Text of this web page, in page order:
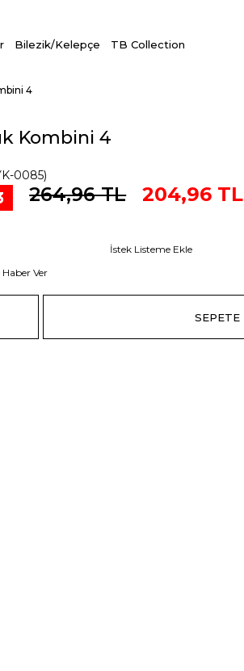
Bilezik/Kelepçe TB Collection
4
Kombini 4
0085)
264,96 TL 204,96 TL
İstek Listeme Ekle
Haber Ver